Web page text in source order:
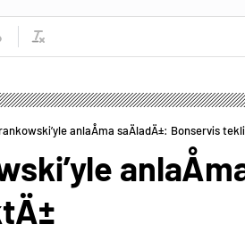
anlaÅma saÄladÄ±: Bonservis